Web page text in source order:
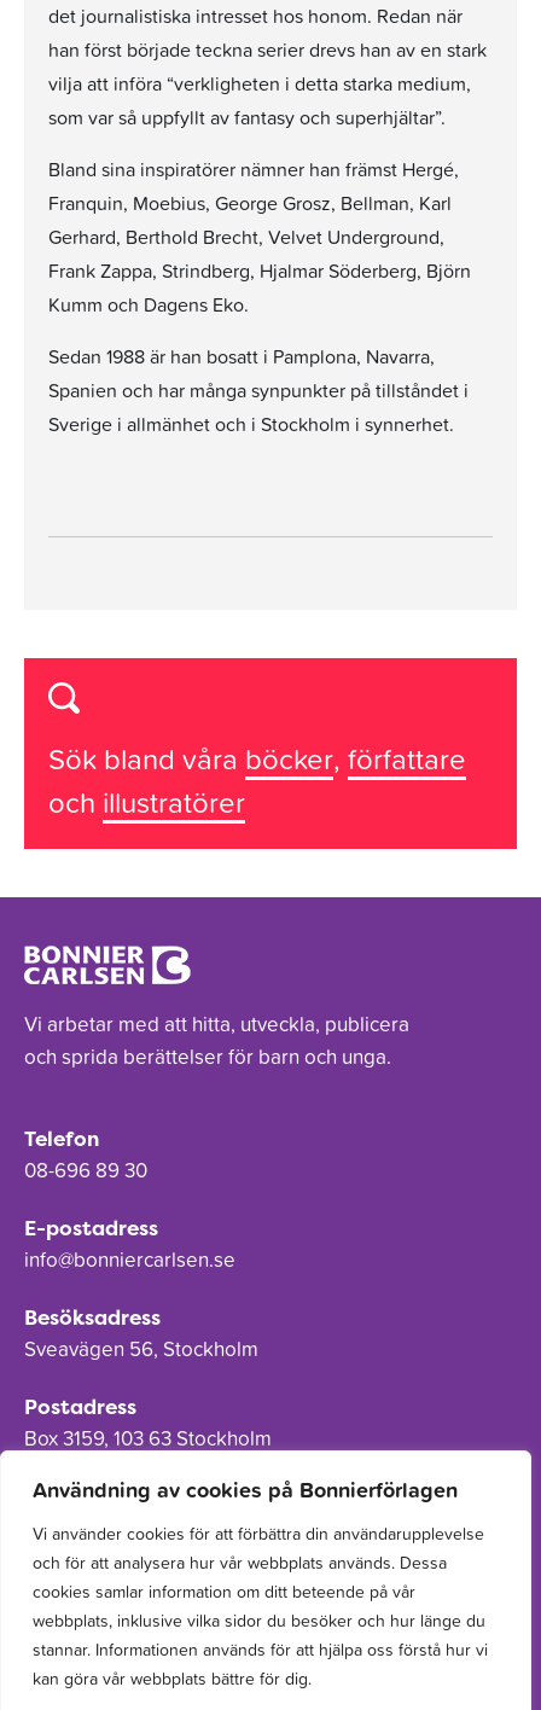
Användning av cookies på Bonnierförlagen
Vi använder cookies för att förbättra din användarupplevelse
och för att analysera hur vår webbplats används. Dessa
cookies samlar information om ditt beteende på vår
webbplats, inklusive vilka sidor du besöker och hur länge du
stannar. Informationen används för att hjälpa oss förstå hur vi
kan göra vår webbplats bättre för dig.
det journalistiska intresset hos honom. Redan när
han först började teckna serier drevs han av en stark
vilja att införa “verkligheten i detta starka medium,
som var så uppfyllt av fantasy och superhjältar”.
Bland sina inspiratörer nämner han främst Hergé,
Franquin, Moebius, George Grosz, Bellman, Karl
Gerhard, Berthold Brecht, Velvet Underground,
Frank Zappa, Strindberg, Hjalmar Söderberg, Björn
Kumm och Dagens Eko.
Sedan 1988 är han bosatt i Pamplona, Navarra,
Spanien och har många synpunkter på tillståndet i
Sverige i allmänhet och i Stockholm i synnerhet.
Sök bland våra böcker, författare
och illustratörer
Vi arbetar med att hitta, utveckla, publicera
och sprida berättelser för barn och unga.
Telefon
08-696 89 30
E-postadress
info@bonniercarlsen.se
Besöksadress
Sveavägen 56, Stockholm
Postadress
Box 3159, 103 63 Stockholm
Om Bonnierförlagen
Cookies
Integritetspolicy